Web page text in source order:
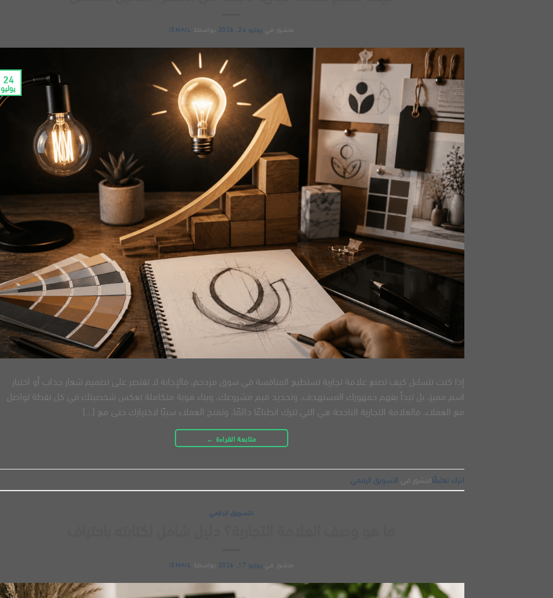
منشور في يوليو 24, 2026 بواسطة ISMAIL
24
يوليو
إذا كنت تتساءل كيف تصنع علامة تجارية​ تستطيع المنافسة في سوق مزدحم، فالإجابة لا تقتصر على تصميم شعار جذاب أو اختيار
اسم مميز، بل تبدأ بفهم جمهورك المستهدف، وتحديد قيم مشروعك، وبناء هوية متكاملة تعكس شخصيتك في كل نقطة تواصل
مع العملاء. فالعلامة التجارية الناجحة هي التي تترك انطباعًا دائمًا، وتمنح العملاء سببًا لاختيارك حتى مع […]
متابعة القراءة ←
منشور في التسويق الرقمي اترك تعليقًا
التسويق الرقمي
منشور في يوليو 17, 2026 بواسطة ISMAIL